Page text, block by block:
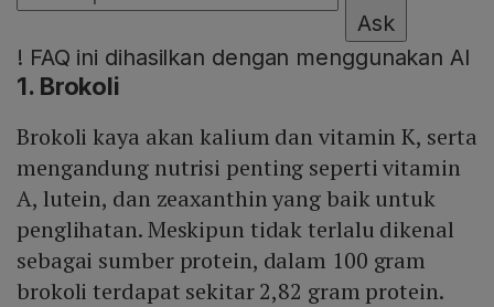
Ask
! FAQ ini dihasilkan dengan menggunakan AI
1. Brokoli
Brokoli kaya akan kalium dan vitamin K, serta
mengandung nutrisi penting seperti vitamin
A, lutein, dan zeaxanthin yang baik untuk
penglihatan. Meskipun tidak terlalu dikenal
sebagai sumber protein, dalam 100 gram
brokoli terdapat sekitar 2,82 gram protein.